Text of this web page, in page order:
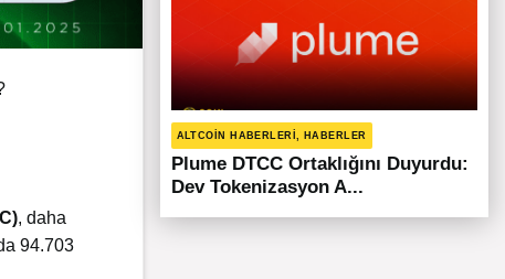
, daha
94.703
ALTCOIN HABERLERI, HABERLER
Plume DTCC Ortaklığını Duyurdu:
Dev Tokenizasyon A...